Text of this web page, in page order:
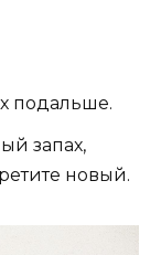
подальше.
запах,
новый.